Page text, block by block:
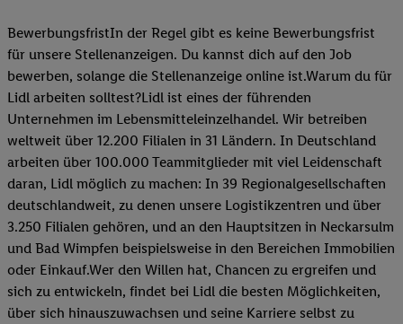
BewerbungsfristIn der Regel gibt es keine Bewerbungsfrist
für unsere Stellenanzeigen. Du kannst dich auf den Job
bewerben, solange die Stellenanzeige online ist.Warum du für
Lidl arbeiten solltest?Lidl ist eines der führenden
Unternehmen im Lebensmitteleinzelhandel. Wir betreiben
weltweit über 12.200 Filialen in 31 Ländern. In Deutschland
arbeiten über 100.000 Teammitglieder mit viel Leidenschaft
daran, Lidl möglich zu machen: In 39 Regionalgesellschaften
deutschlandweit, zu denen unsere Logistikzentren und über
3.250 Filialen gehören, und an den Hauptsitzen in Neckarsulm
und Bad Wimpfen beispielsweise in den Bereichen Immobilien
oder Einkauf.Wer den Willen hat, Chancen zu ergreifen und
sich zu entwickeln, findet bei Lidl die besten Möglichkeiten,
über sich hinauszuwachsen und seine Karriere selbst zu